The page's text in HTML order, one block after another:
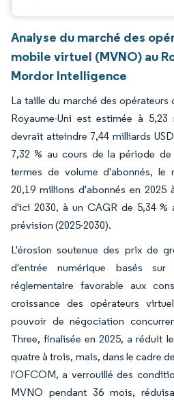
Analyse du marché des
mobile virtuel (MVNO) au
Mordor Intelligence
La taille du marché des opérateurs
Royaume-Uni est estimée à
devrait atteindre 7,44 milliards
7,32 % au cours de la période de
termes de volume d'abonnés, le
20,19 millions d'abonnés en 2025
d'ici 2030, à un CAGR de 5,34
prévision (2025-2030).
L'érosion soutenue des prix de
d'entrée numérique basés
réglementaire favorable aux
croissance des opérateurs
pouvoir de négociation
Three, finalisée en 2025, a réduit
quatre à trois, mais, dans le cadre
l'OFCOM, a verrouillé des
MVNO pendant 36 mois,